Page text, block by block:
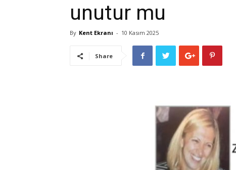
unutur mu
By Kent Ekranı - 10 Kasım 2025
Share